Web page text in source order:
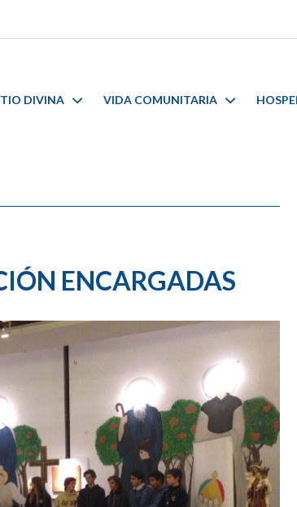
DIVINA VIDA COMUNITARIA
ENCARGADAS